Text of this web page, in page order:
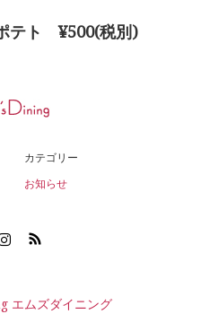
テト ¥500(税別)
カテゴリー
お知らせ
エムズダイニング